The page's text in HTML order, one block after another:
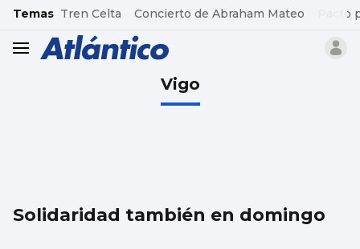
common.go-to-content
Temas Tren Celta Concierto de Abraham Mateo Pacto
header.menu.open
Vigo
Solidaridad también en domingo